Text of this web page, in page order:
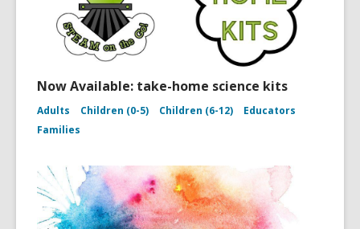
Now Available: take-home science kits
Adults Children (0-5) Children (6-12)
Educators
Families